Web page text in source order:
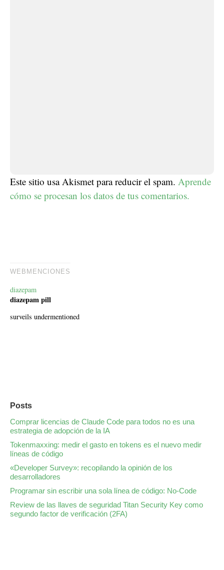
Este sitio usa Akismet para reducir el spam. Aprende
cómo se procesan los datos de tus comentarios.
WEBMENCIONES
diazepam
diazepam pill
surveils undermentioned
Posts
Comprar licencias de Claude Code para todos no es una
estrategia de adopción de la IA
Tokenmaxxing: medir el gasto en tokens es el nuevo medir
líneas de código
«Developer Survey»: recopilando la opinión de los
desarrolladores
Programar sin escribir una sola línea de código: No-Code
Review de las llaves de seguridad Titan Security Key como
segundo factor de verificación (2FA)